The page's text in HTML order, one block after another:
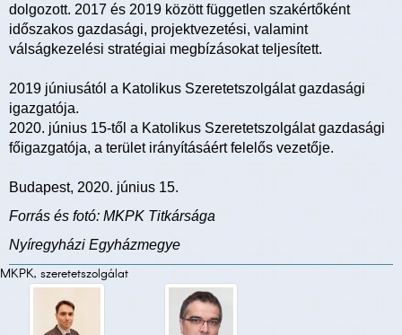
dolgozott. 2017 és 2019 között független szakértőként
időszakos gazdasági, projektvezetési, valamint
válságkezelési stratégiai megbízásokat teljesített.
2019 júniusától a Katolikus Szeretetszolgálat gazdasági
igazgatója.
2020. június 15-től a Katolikus Szeretetszolgálat gazdasági
főigazgatója, a terület irányításáért felelős vezetője.
Budapest, 2020. június 15.
Forrás és fotó: MKPK Titkársága
Nyíregyházi Egyházmegye
MKPK, szeretetszolgálat